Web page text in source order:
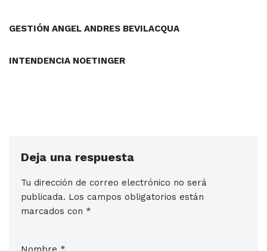
GESTIÓN ANGEL ANDRES BEVILACQUA
INTENDENCIA NOETINGER
Deja una respuesta
Tu dirección de correo electrónico no será
publicada. Los campos obligatorios están
marcados con *